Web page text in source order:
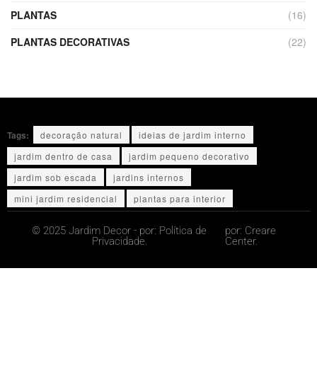
PLANTAS
(16)
PLANTAS DECORATIVAS
(22)
Tags: decoração natural
ideias de jardim interno
jardim dentro de casa
jardim pequeno decorativo
jardim sob escada
jardins internos
mini jardim residencial
plantas para interior
© 2025 Jardim Decor - por: Política de
Privacidade.
por: Creare
Center.